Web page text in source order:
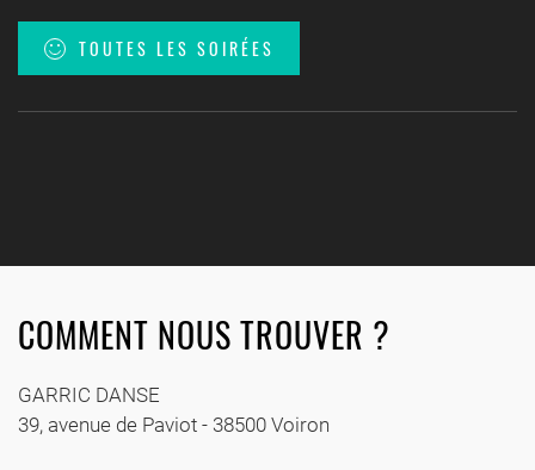
TOUTES LES SOIRÉES
COMMENT NOUS TROUVER ?
GARRIC DANSE
39, avenue de Paviot - 38500 Voiron